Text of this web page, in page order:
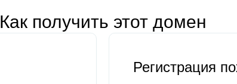
Как получить этот домен
Регистрация